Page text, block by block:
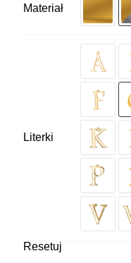
Materiał
Literki
Resetuj